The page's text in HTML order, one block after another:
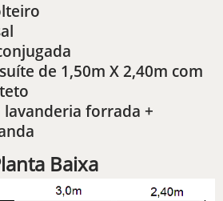
de 1,50m X 2,40m com
forrada +
Baixa